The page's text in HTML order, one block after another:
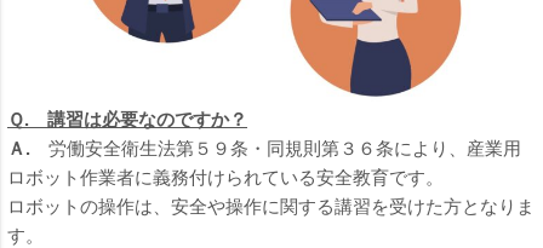
Ｑ. 講習は必要なのですか？
Ａ. 労働安全衛生法第５９条・同規則第３６条により、産業用
ロボット作業者に義務付けられている安全教育です。
ロボットの操作は、安全や操作に関する講習を受けた方となりま
す。